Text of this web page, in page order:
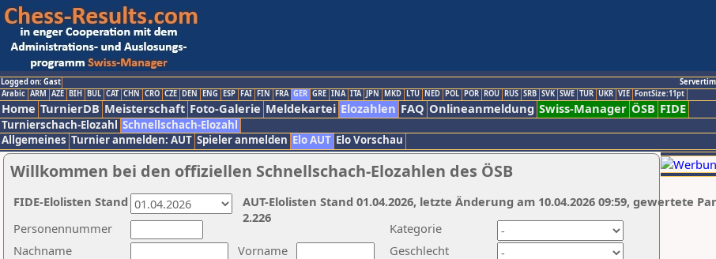
Logged on: Gast
Arabic ARM AZE BIH BUL CAT CHN CRO CZE DEN ENG ESP FAI FIN FRA GER GRE INA ITA JPN MKD LTU NED POL POR ROU RUS SRB SVK SWE TUR UKR VIE FontSize:11pt
Home TurnierDB Meisterschaft Foto-Galerie Meldekartei Elozahlen FAQ Onlineanmeldung Swiss-Manager ÖSB FIDE
Turnierschach-Elozahl Schnellschach-Elozahl
Allgemeines Turnier anmelden: AUT Spieler anmelden Elo AUT Elo Vorschau
Willkommen bei den offiziellen Schnellschach-Elozahlen des ÖSB
Nachname
Vorname
Kategorie
Personennummer
Geschlecht
AUT-Elolisten Stand 01.04.2026, letzte Änderung am 10.04.2026 09:59, gewertete
2.226
FIDE-Elolisten Stand